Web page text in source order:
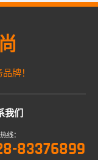
牌！
我们
线：
83376899